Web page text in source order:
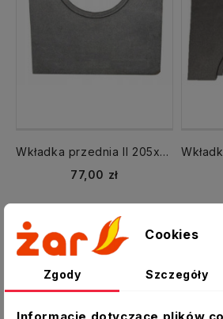
Wkładka przednia II 205x275 mm płyta żeliwna kuchni GRUDZIĄDZ
77,00 zł
Cookies
Zgody Szczegóły